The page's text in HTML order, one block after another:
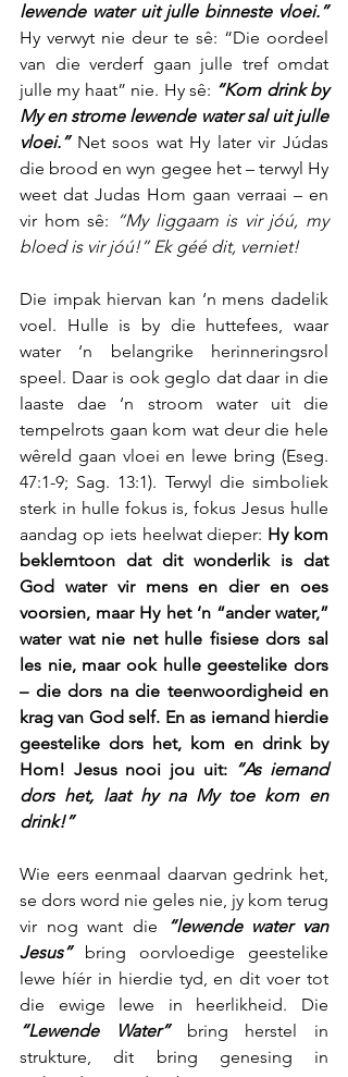
lewende water uit julle binneste vloei.”
Hy verwyt nie deur te sê: “Die oordeel
van die verderf gaan julle tref omdat
julle my haat” nie. Hy sê: “Kom drink by
My en strome lewende water sal uit julle
vloei.” Net soos wat Hy later vir Júdas
die brood en wyn gegee het – terwyl Hy
weet dat Judas Hom gaan verraai – en
vir hom sê: “My liggaam is vir jóú, my
bloed is vir jóú!” Ek géé dit, verniet!
Die impak hiervan kan ‘n mens dadelik
voel. Hulle is by die huttefees, waar
water ‘n belangrike herinneringsrol
speel. Daar is ook geglo dat daar in die
laaste dae ‘n stroom water uit die
tempelrots gaan kom wat deur die hele
wêreld gaan vloei en lewe bring (Eseg.
47:1-9; Sag. 13:1). Terwyl die simboliek
sterk in hulle fokus is, fokus Jesus hulle
aandag op iets heelwat dieper: Hy kom
beklemtoon dat dit wonderlik is dat
God water vir mens en dier en oes
voorsien, maar Hy het ‘n “ander water,”
water wat nie net hulle fisiese dors sal
les nie, maar ook hulle geestelike dors
– die dors na die teenwoordigheid en
krag van God self. En as iemand hierdie
geestelike dors het, kom en drink by
Hom! Jesus nooi jou uit: “As iemand
dors het, laat hy na My toe kom en
drink!”
Wie eers eenmaal daarvan gedrink het,
se dors word nie geles nie, jy kom terug
vir nog want die
“lewende water van
Jesus” bring oorvloedige geestelike
lewe híér in hierdie tyd, en dit voer tot
“Lewende Water” bring herstel in
strukture, dit bring genesing in